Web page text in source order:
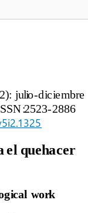
): julio-diciembre
2523-2886
el quehacer
work